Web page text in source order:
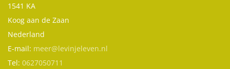
1541 KA
Koog aan de Zaan
Nederland
E-mail: meer@levinjeleven.nl
Tel: 0627050711